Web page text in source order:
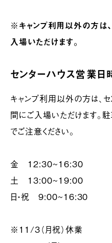
※キャンプ利用以外の方は
入場いただけます。
センターハウス営業
キャンプ利用以外の方は、
間にご入場いただけます。
でご注意ください。
金 12:30~16:30
土 13:00~19:00
日・祝 9:00~16:30
※11/3（月祝）休業